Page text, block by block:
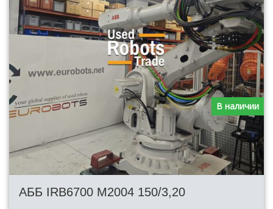
АББ IRB6700 M2004 150/3,20
В наличии